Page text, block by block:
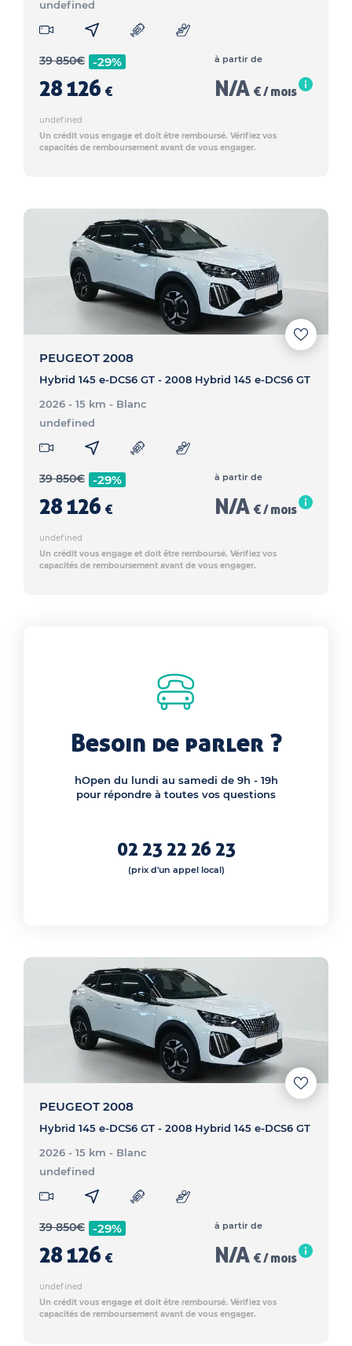
undefined
39 850€ -29%
28 126 €
à partir de
N/A € / mois
undefined
Un crédit vous engage et doit être remboursé. Vérifiez vos
capacités de remboursement avant de vous engager.
PEUGEOT 2008
Hybrid 145 e-DCS6 GT - 2008 Hybrid 145 e-DCS6 GT
2026 - 15 km - Blanc
undefined
39 850€ -29%
28 126 €
à partir de
N/A € / mois
undefined
Un crédit vous engage et doit être remboursé. Vérifiez vos
capacités de remboursement avant de vous engager.
Besoin de parler ?
hOpen du lundi au samedi de 9h - 19h
pour répondre à toutes vos questions
02 23 22 26 23
(prix d'un appel local)
PEUGEOT 2008
Hybrid 145 e-DCS6 GT - 2008 Hybrid 145 e-DCS6 GT
2026 - 15 km - Blanc
undefined
39 850€ -29%
28 126 €
à partir de
N/A € / mois
undefined
Un crédit vous engage et doit être remboursé. Vérifiez vos
capacités de remboursement avant de vous engager.